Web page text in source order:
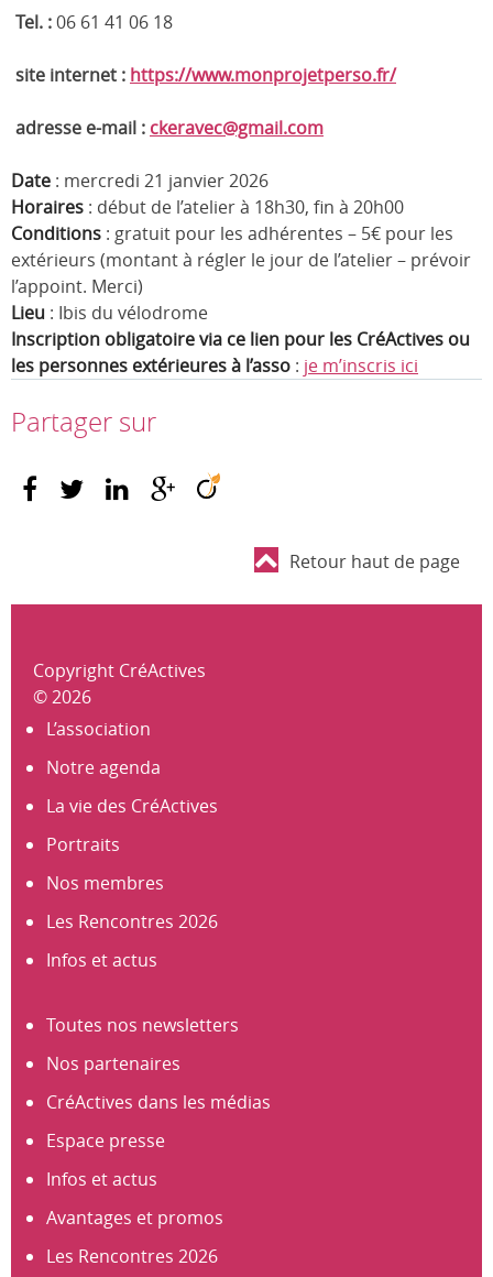
Tel. :06 61 41 06 18
site internet : https://www.monprojetperso.fr/
adresse e-mail : ckeravec@gmail.com
Date : mercredi 21 janvier 2026
Horaires : début de l’atelier à 18h30, fin à 20h00
Conditions : gratuit pour les adhérentes – 5€ pour les
extérieurs (montant à régler le jour de l’atelier – prévoir
l’appoint. Merci)
Lieu : Ibis du vélodrome
Inscription obligatoire via ce lien pour les CréActives ou
les personnes extérieures à l’asso : je m’inscris ici
Partager sur
Retour haut de page
Copyright CréActives
© 2026
L’association
Notre agenda
La vie des CréActives
Portraits
Nos membres
Les Rencontres 2026
Infos et actus
Toutes nos newsletters
Nos partenaires
CréActives dans les médias
Espace presse
Infos et actus
Avantages et promos
Les Rencontres 2026